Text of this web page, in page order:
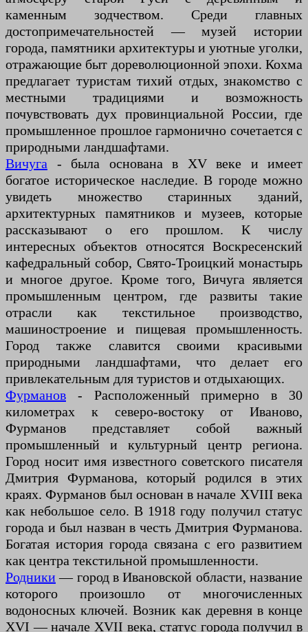
каменным зодчеством. Среди главных
достопримечательностей — музей истории
города, памятники архитектуры и уютные уголки,
отражающие быт дореволюционной эпохи. Кохма
предлагает туристам тихий отдых, знакомство с
местными традициями и возможность
почувствовать дух провинциальной России, где
промышленное прошлое гармонично сочетается с
природными ландшафтами.
Вичуга - была основана в XV веке и имеет
богатое историческое наследие. В городе можно
увидеть множество старинных зданий,
архитектурных памятников и музеев, которые
рассказывают о его прошлом. К числу
интересных объектов относятся Воскресенский
кафедральный собор, Свято-Троицкий монастырь
и многое другое. Кроме того, Вичуга является
промышленным центром, где развиты такие
отрасли как текстильное производство,
машиностроение и пищевая промышленность.
Город также славится своими красивыми
природными ландшафтами, что делает его
привлекательным для туристов и отдыхающих.
Фурманов - Расположенный примерно в 30
километрах к северо-востоку от Иваново,
Фурманов представляет собой важный
промышленный и культурный центр региона.
Город носит имя известного советского писателя
Дмитрия Фурманова, который родился в этих
краях. Фурманов был основан в начале XVIII века
как небольшое село. В 1918 году получил статус
города и был назван в честь Дмитрия Фурманова.
Богатая история города связана с его развитием
как центра текстильной промышленности.
Родники — город в Ивановской области, название
которого произошло от многочисленных
водоносных ключей. Возник как деревня в конце
XVI — начале XVII века, статус города получил в